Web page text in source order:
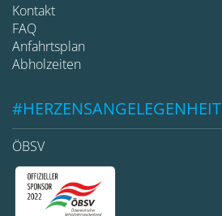
Kontakt
FAQ
Anfahrtsplan
Abholzeiten
#HERZENSANGELEGENHEIT
ÖBSV